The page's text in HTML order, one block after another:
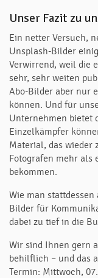
Unser Fazit zu
Ein netter Versuch,
Unsplash-Bilder
Verwirrend, weil die
sehr, sehr weiten
Abo-Bilder aber nur
können. Und für
Unternehmen bietet
Einzelkämpfer
Material, das wieder
Fotografen mehr als
bekommen.
Wie man
Bilder für
dabei zu tief in die
Wir sind Ihnen gern
behilflich – und das
Termin: Mittwoch,